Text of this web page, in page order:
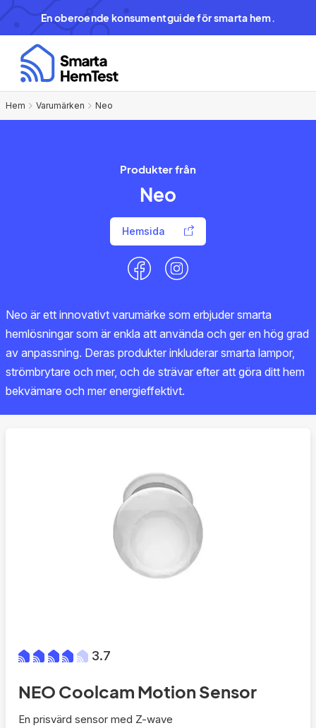
En oberoende konsumentguide för smarta hem.
Hem Varumärken Neo
Produkter från
Neo
Hemsida
Neo är ett innovativt varumärke som erbjuder smarta
hemlösningar som är enkla att använda och ger en hög grad
av anpassning. Deras produkter inkluderar smarta lampor,
strömbrytare och mer, och de strävar efter att göra ditt hem
bekvämare och mer energieffektivt.
3.7
NEO Coolcam Motion Sensor
En prisvärd sensor med Z-wave